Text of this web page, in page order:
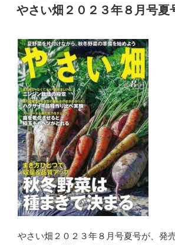
稿
日:
やさい畑２０２３年８月号夏
やさい畑２０２３年８月号夏号が、発